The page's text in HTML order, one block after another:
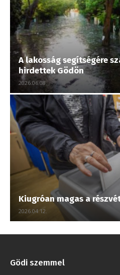
A lakosság segítségére
hirdettek Gödön
2026.06.08.
Kiugróan magas a
2026.04.12.
Gödi szemmel